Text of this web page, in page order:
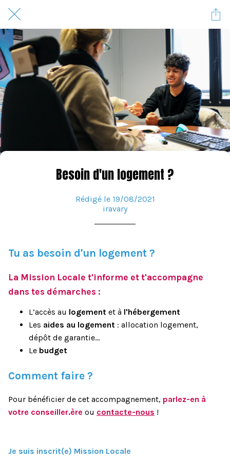
Besoin d'un logement ?
Rédigé le 19/08/2021
iravary
Tu as besoin d'un logement ?
La Mission Locale t'informe et t'accompagne
dans tes démarches :
L’accès au logement et à l'hébergement
Les aides au logement : allocation logement,
dépôt de garantie…
Le budget
Comment faire ?
Pour bénéficier de cet accompagnement, parlez-en à
votre conseiller.ère ou contacte-nous !
Je suis inscrit(e) Mission Locale